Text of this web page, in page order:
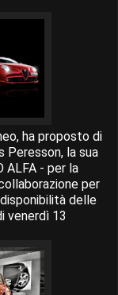
ha proposto di
Peresson, la sua
ALFA - per la
per
delle
venerdì 13